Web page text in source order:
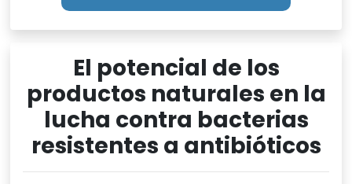
El potencial de los
productos naturales en la
lucha contra bacterias
resistentes a antibióticos